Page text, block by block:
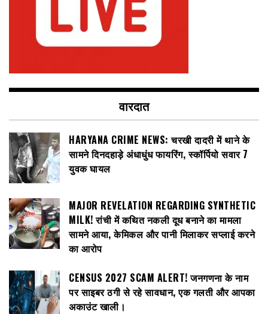
वारदात
HARYANA CRIME NEWS: चरखी दादरी में थाने के
सामने दिनदहाड़े अंधाधुंध फायरिंग, स्कॉर्पियो सवार 7
युवक घायल
MAJOR REVELATION REGARDING SYNTHETIC
MILK! रांची में कथित नकली दूध बनाने का मामला
सामने आया, केमिकल और पानी मिलाकर सप्लाई करने
का आरोप
CENSUS 2027 SCAM ALERT! जनगणना के नाम
पर साइबर ठगी से रहे सावधान, एक गलती और आपका
अकाउंट खाली।